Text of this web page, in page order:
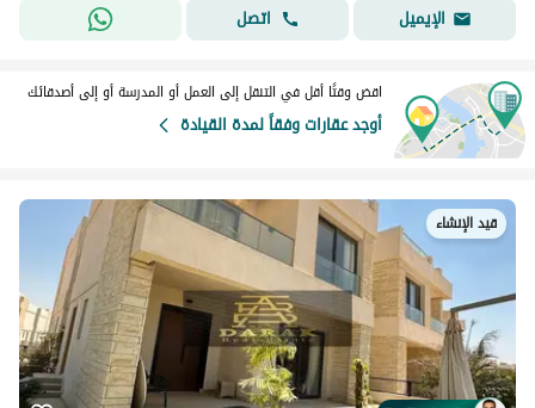
الإيميل
اتصل
اقض وقتًا أقل في التنقل إلى العمل أو المدرسة أو إلى أصدقائك
أوجد عقارات وفقاً لمدة القيادة
قيد الإنشاء